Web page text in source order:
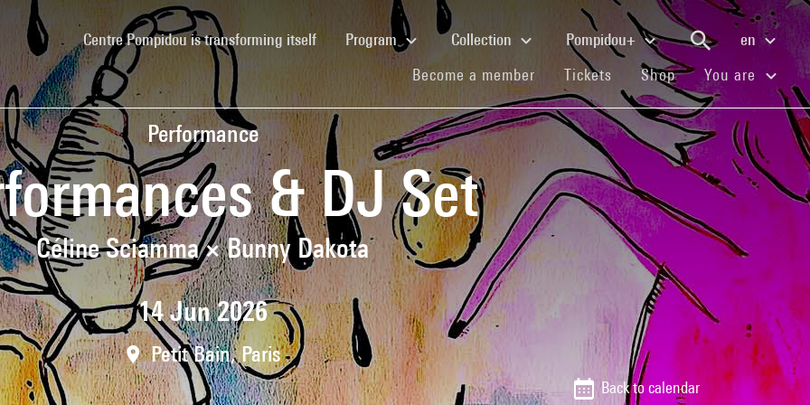
Centre Pompidou is transforming itself(current)Program Collection Pompidou+
en
Become a member (current)
Tickets (current)
Shop(current)You are
Performance
& DJ Set
Céline Sciamma × Bunny Dakota
14 Jun 2026
Petit Bain, Paris
Back to calendar